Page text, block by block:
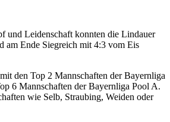
und Leidenschaft konnten die Lindauer
am Ende Siegreich mit 4:3 vom Eis
den Top 2 Mannschaften der Bayernliga
6 Mannschaften der Bayernliga Pool A.
wie Selb, Straubing, Weiden oder